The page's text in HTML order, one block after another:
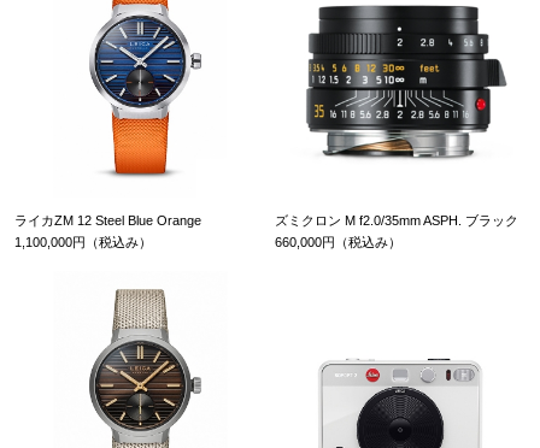
ライカZM 12 Steel Blue Orange
1,100,000円（税込み）
ズミクロン M f2.0/35mm ASPH. ブラック
660,000円（税込み）